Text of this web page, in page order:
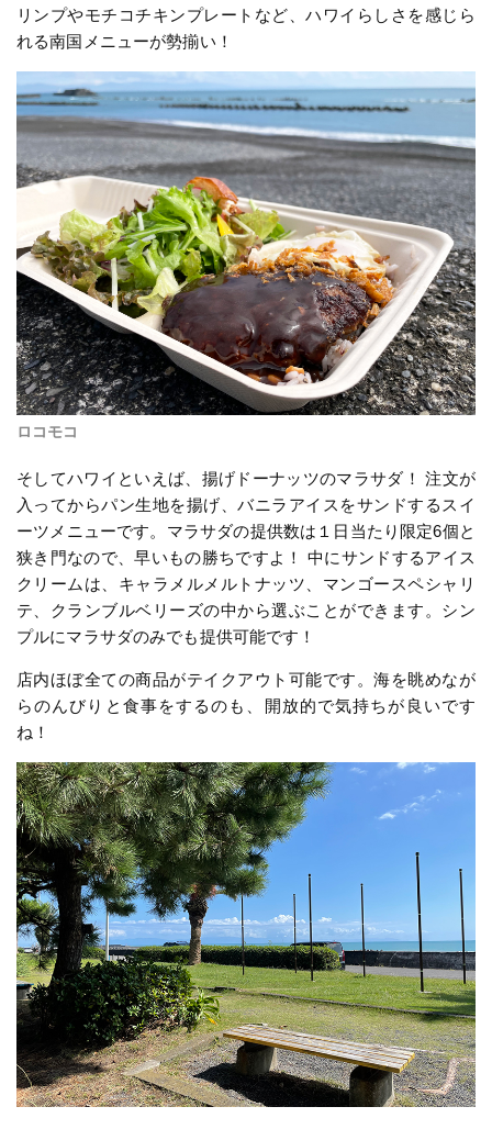
リンプやモチコチキンプレートなど、ハワイらしさを感じら
れる南国メニューが勢揃い！
ロコモコ
そしてハワイといえば、揚げドーナッツのマラサダ！ 注文が
入ってからパン生地を揚げ、バニラアイスをサンドするスイ
ーツメニューです。マラサダの提供数は１日当たり限定6個と
狭き門なので、早いもの勝ちですよ！ 中にサンドするアイス
クリームは、キャラメルメルトナッツ、マンゴースペシャリ
テ、クランブルベリーズの中から選ぶことができます。シン
プルにマラサダのみでも提供可能です！
店内ほぼ全ての商品がテイクアウト可能です。海を眺めなが
らのんびりと食事をするのも、開放的で気持ちが良いです
ね！